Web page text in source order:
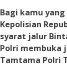
Bagi kamu
Kepolisian
syarat jalur
Polri membuka
Tamtama Polri